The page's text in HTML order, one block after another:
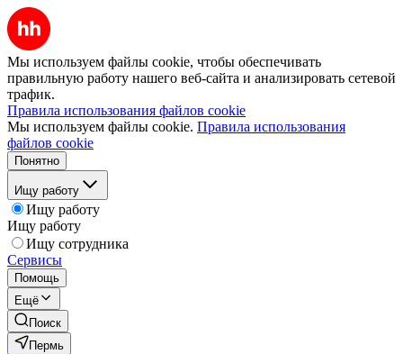
Мы используем файлы cookie, чтобы обеспечивать
правильную работу нашего веб-сайта и анализировать сетевой
трафик.
Правила использования файлов cookie
Мы используем файлы cookie. Правила использования
файлов cookie
Понятно
Ищу работу
Ищу работу
Ищу работу
Ищу сотрудника
Сервисы
Помощь
Ещё
Поиск
Пермь